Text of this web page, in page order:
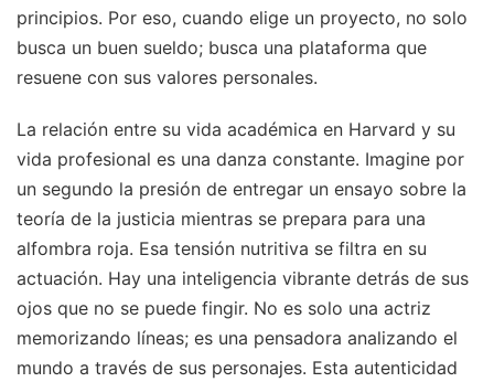
principios. Por eso, cuando elige un proyecto, no solo
busca un buen sueldo; busca una plataforma que
resuene con sus valores personales.
La relación entre su vida académica en Harvard y su
vida profesional es una danza constante. Imagine por
un segundo la presión de entregar un ensayo sobre la
teoría de la justicia mientras se prepara para una
alfombra roja. Esa tensión nutritiva se filtra en su
actuación. Hay una inteligencia vibrante detrás de sus
ojos que no se puede fingir. No es solo una actriz
memorizando líneas; es una pensadora analizando el
mundo a través de sus personajes. Esta autenticidad